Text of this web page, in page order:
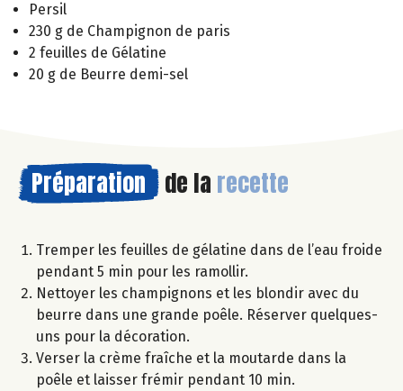
Persil
230 g de Champignon de paris
2 feuilles de Gélatine
20 g de Beurre demi-sel
Préparation de la recette
Tremper les feuilles de gélatine dans de l’eau froide
pendant 5 min pour les ramollir.
Nettoyer les champignons et les blondir avec du
beurre dans une grande poêle. Réserver quelques-
uns pour la décoration.
Verser la crème fraîche et la moutarde dans la
poêle et laisser frémir pendant 10 min.